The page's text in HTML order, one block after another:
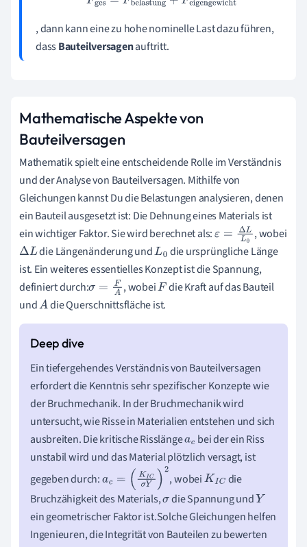
, dann kann eine zu hohe nominelle Last dazu führen,
dassBauteilversagenauftritt.
Mathematische Aspekte von
Bauteilversagen
Mathematik spielt eine entscheidende Rolle im Verständnis
und der Analyse von Bauteilversagen. Mithilfe von
Gleichungen kannst Du die Belastungen analysieren, denen
ein Bauteil ausgesetzt ist: Die Dehnung eines Materials ist
ein wichtiger Faktor. Sie wird berechnet als:ε=ΔL L0 , wobei
ΔL die Längenänderung undL0 die ursprüngliche Länge
ist. Ein weiteres essentielles Konzept ist die Spannung,
definiert durch:σ=FA , wobeiF die Kraft auf das Bauteil
undA die Querschnittsfläche ist.
Ein tiefergehendes Verständnis von Bauteilversagen
erfordert die Kenntnis sehr spezifischer Konzepte wie
der Bruchmechanik. In der Bruchmechanik wird
untersucht, wie Risse in Materialien entstehen und sich
ausbreiten. Die kritische Risslängeac bei der ein Riss
unstabil wird und das Material plötzlich versagt, ist
gegeben durch:ac=(K C σY)2 , wobeiKIC
die
Bruchzähigkeit des Materials,σdie Spannung undY
ein geometrischer Faktor ist.Solche Gleichungen helfen
Ingenieuren, die Integrität von Bauteilen zu bewerten